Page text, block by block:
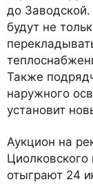
до Заводской.
будут не
Также
наружного
установит
Аукцион на
отыграют 24